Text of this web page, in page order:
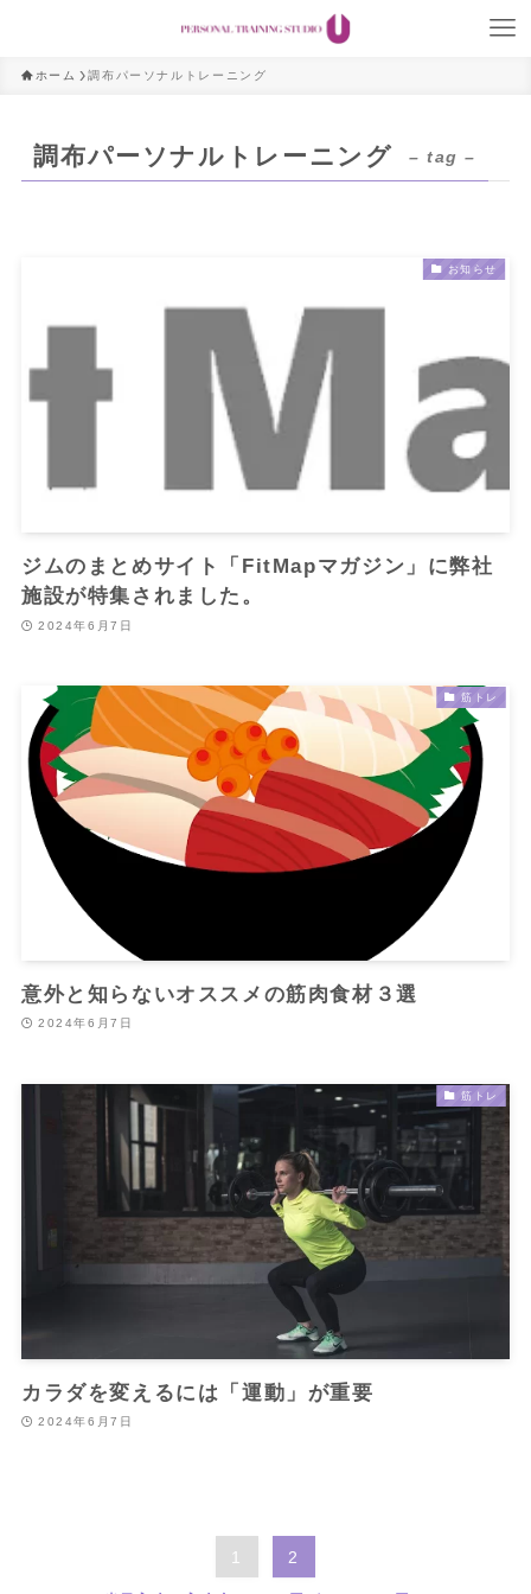
ホーム 調布パーソナルトレーニング
調布パーソナルトレーニング – tag –
お知らせ
ジムのまとめサイト「FitMapマガジン」に弊社
施設が特集されました。
2024年6月7日
筋トレ
意外と知らないオススメの筋肉食材３選
2024年6月7日
筋トレ
カラダを変えるには「運動」が重要
2024年6月7日
1 2